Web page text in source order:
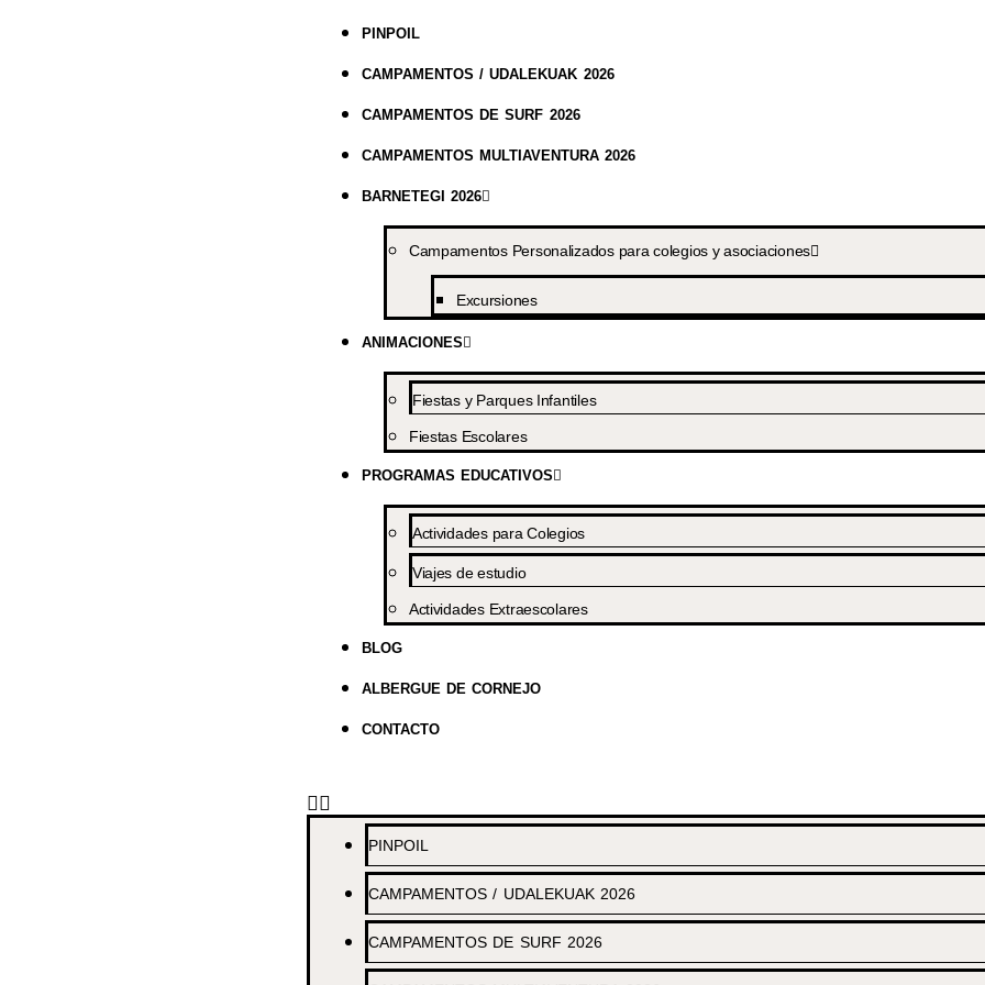
PINPOIL
CAMPAMENTOS / UDALEKUAK 2026
CAMPAMENTOS DE SURF 2026
CAMPAMENTOS MULTIAVENTURA 2026
BARNETEGI 2026
Campamentos Personalizados para colegios y asociaciones
Excursiones
ANIMACIONES
Fiestas y Parques Infantiles
Fiestas Escolares
PROGRAMAS EDUCATIVOS
Actividades para Colegios
Viajes de estudio
Actividades Extraescolares
BLOG
ALBERGUE DE CORNEJO
CONTACTO
PINPOIL
CAMPAMENTOS / UDALEKUAK 2026
CAMPAMENTOS DE SURF 2026